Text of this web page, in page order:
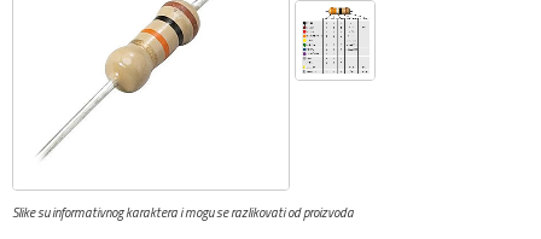
Slike su informativnog karaktera i mogu se razlikovati od proizvoda